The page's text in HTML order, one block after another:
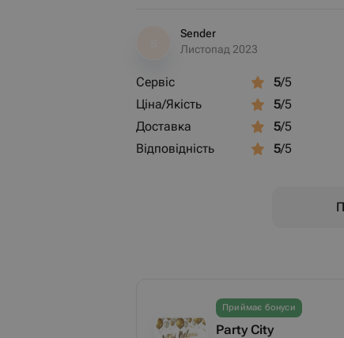
Sender
Листопад 2023
Сервіс 5/5
Ціна/Якість
5/5
Доставка
5/5
Відповідність
5/5
Приймає бонуси
Party City